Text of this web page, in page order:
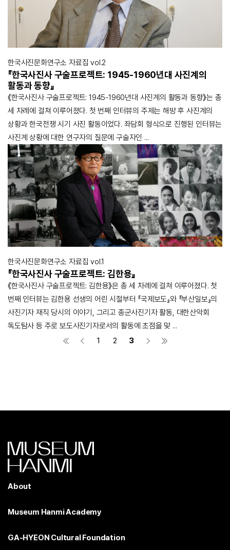
한국사진문화연구소 자료집 vol.2
『한국사진사 구술프로젝트: 1945-1960년대 사진계의
활동과 동향』
《한국사진사 구술프로젝트: 1945-1960년대 사진계의 활동과 동향》는 총
세 차례에 걸쳐 이루어졌다. 첫 번째 인터뷰의 주제는 해방 후 사진계의
상황과 한국전쟁 시기 사진 활동이었다. 좌담회 형식으로 진행된 인터뷰는
사진계 상황에 대한 연구자의 질문에 구술자인 ...
한국사진문화연구소 자료집 vol.1
『한국사진사 구술프로젝트: 김한용』
《한국사진사 구술프로젝트: 김한용》은 총 세 차례에 걸쳐 이루어졌다. 첫
번째 인터뷰는 김한용 선생의 어린 시절부터 『국제보도』와 『부산일보』의
사진기자 재직 당시의 이야기, 그리고 종군사진기자 활동, 대한산악회
독도탐사 등 주로 보도사진기자로서의 활동에 초점을 맞 ...
1
2 3
About
Museum Hanmi Academy
GA-HYEON Cultural Foundation